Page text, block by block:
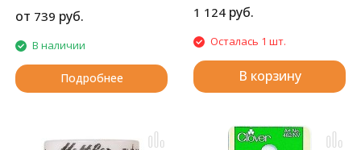
от 739 руб.
В наличии
Подробнее
1 124 руб.
Осталась 1 шт.
В корзину